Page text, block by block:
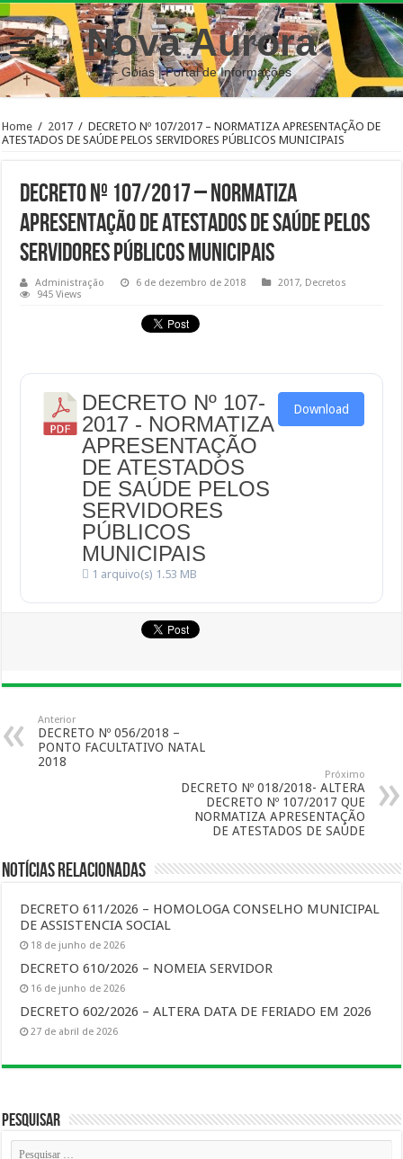
Nova Aurora
– Goiás | Portal de Informações
Home / 2017 / DECRETO Nº 107/2017 – NORMATIZA APRESENTAÇÃO DE
ATESTADOS DE SAÚDE PELOS SERVIDORES PÚBLICOS MUNICIPAIS
DECRETO Nº 107/2017 – NORMATIZA
APRESENTAÇÃO DE ATESTADOS DE SAÚDE PELOS
SERVIDORES PÚBLICOS MUNICIPAIS
Administração 6 de dezembro de 2018 2017, Decretos
945 Views
DECRETO Nº 107-
2017 - NORMATIZA
APRESENTAÇÃO
DE ATESTADOS
DE SAÚDE PELOS
SERVIDORES
PÚBLICOS
MUNICIPAIS
1 arquivo(s) 1.53 MB
Download
Anterior
DECRETO Nº 056/2018 –
PONTO FACULTATIVO NATAL
2018
Próximo
DECRETO Nº 018/2018- ALTERA
DECRETO Nº 107/2017 QUE
NORMATIZA APRESENTAÇÃO
DE ATESTADOS DE SAÚDE
Notícias Relacionadas
DECRETO 611/2026 – HOMOLOGA CONSELHO MUNICIPAL
DE ASSISTENCIA SOCIAL
18 de junho de 2026
DECRETO 610/2026 – NOMEIA SERVIDOR
16 de junho de 2026
DECRETO 602/2026 – ALTERA DATA DE FERIADO EM 2026
27 de abril de 2026
Pesquisar